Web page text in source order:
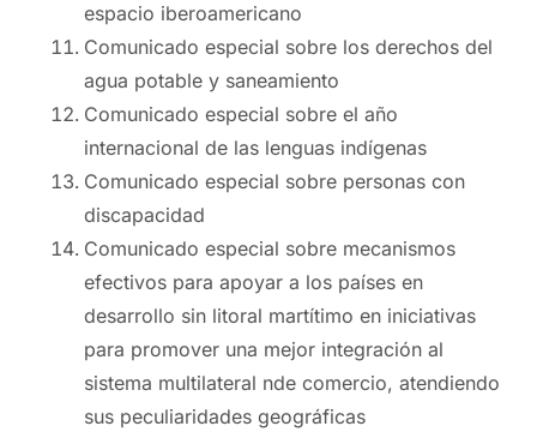
espacio iberoamericano
Comunicado especial sobre los derechos del
agua potable y saneamiento
Comunicado especial sobre el año
internacional de las lenguas indígenas
Comunicado especial sobre personas con
discapacidad
Comunicado especial sobre mecanismos
efectivos para apoyar a los países en
desarrollo sin litoral martítimo en iniciativas
para promover una mejor integración al
sistema multilateral nde comercio, atendiendo
sus peculiaridades geográficas